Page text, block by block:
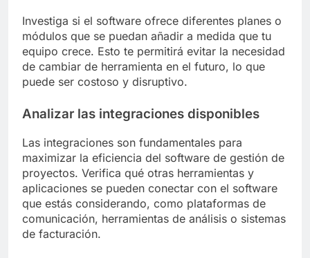
Investiga si el software ofrece diferentes planes o
módulos que se puedan añadir a medida que tu
equipo crece. Esto te permitirá evitar la necesidad
de cambiar de herramienta en el futuro, lo que
puede ser costoso y disruptivo.
Analizar las integraciones disponibles
Las integraciones son fundamentales para
maximizar la eficiencia del software de gestión de
proyectos. Verifica qué otras herramientas y
aplicaciones se pueden conectar con el software
que estás considerando, como plataformas de
comunicación, herramientas de análisis o sistemas
de facturación.